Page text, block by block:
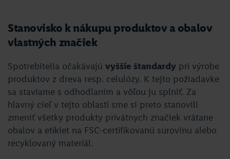
Stanovisko k nákupu produktov a obalov
vlastných značiek
Spotrebitelia očakávajú vyššie štandardy pri výrobe
produktov z dreva resp. celulózy. K tejto požiadavke
sa staviame s odhodlaním a vôľou ju splniť. Za
hlavný cieľ v tejto oblasti sme si preto stanovili
zmeniť všetky produkty privátnych značiek vrátane
obalov a etikiet na FSC-certifikovanú surovinu alebo
recyklovaný materiál.